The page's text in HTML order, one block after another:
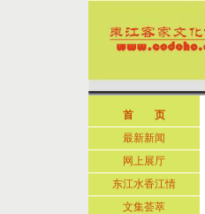
首 页
最新新闻
网上展厅
东江水香江情
文集荟萃